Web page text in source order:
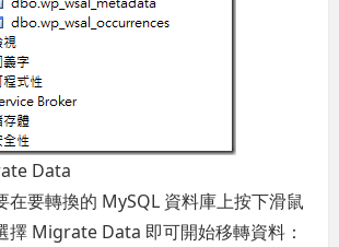
Data
在要轉換的 MySQL 資料庫上按下滑鼠
擇 Migrate Data 即可開始移轉資料：